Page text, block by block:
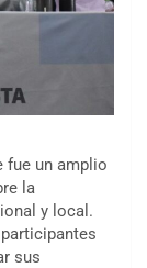
fue un amplio
la
y local.
sus